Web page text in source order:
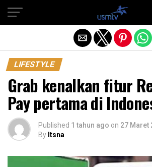
LIFESTYLE
Grab kenalkan fitur
Pay pertama di
Published 1 tahun ago on 27 Maret
By Itsna
Exit mobile version